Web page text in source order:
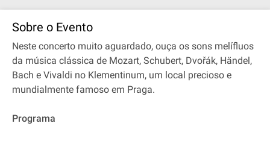
Sobre o Evento
Neste concerto muito aguardado, ouça os sons melífluos
da música clássica de Mozart, Schubert, Dvořák, Händel,
Bach e Vivaldi no Klementinum, um local precioso e
mundialmente famoso em Praga.
Programa